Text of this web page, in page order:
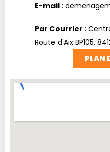
E-mail:
Par Courrier :
Route d'Aix BP105,
PLAN